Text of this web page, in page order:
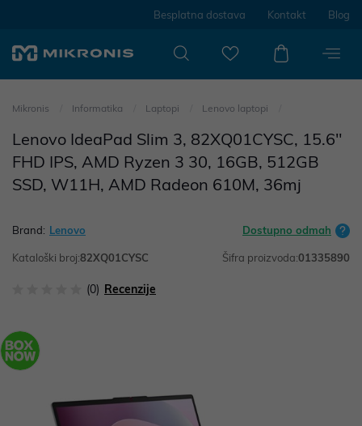
Besplatna dostava Kontakt Blog
Mikronis Informatika Laptopi Lenovo laptopi
Lenovo IdeaPad Slim 3, 82XQ01CYSC, 15.6"
FHD IPS, AMD Ryzen 3 30, 16GB, 512GB
SSD, W11H, AMD Radeon 610M, 36mj
Brand: Lenovo Dostupno odmah
Kataloški broj:82XQ01CYSC Šifra proizvoda:01335890
(0) Recenzije